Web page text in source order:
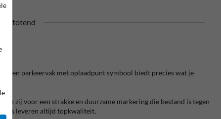
parkeervak met oplaadpunt symbool biedt precies wat je
zij voor een strakke en duurzame markering die bestand is tegen
leveren altijd topkwaliteit.